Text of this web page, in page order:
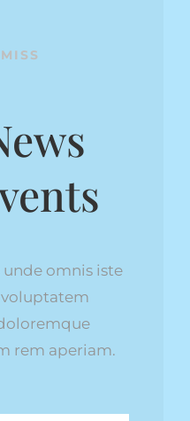
omnis iste
rem aperiam.